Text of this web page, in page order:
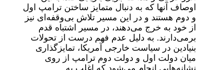
اوصاف آنها که به دنبال متمایز ساختن ترامپ اول
و دوم هستند و در این مسیر تلاش بی‌وقفه‌ای نیز
از خود به خرج می‌دهند، در مسیر اشتباه قدم
برمی‌دارند. به‌ دلیل عدم فهم درست از تحولات
بنیادین در سیاست خارجی آمریکا، تمایزگذاری
میان دولت اول و دولت دوم ترامپ از روی
نشانه‌هایی انجام می‌شود که اغلب به